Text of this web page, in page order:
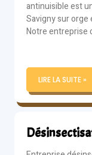
antinuisible est
Savigny sur orge
Notre entreprise
LIRE LA SUITE »